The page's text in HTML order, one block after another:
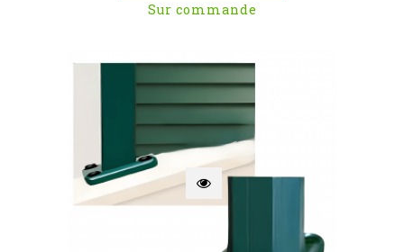
Sur commande